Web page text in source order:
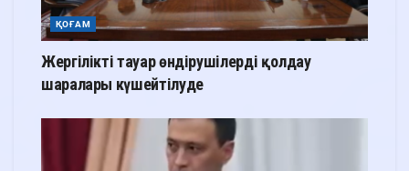
ҚОҒАМ
Жергілікті тауар өндірушілерді қолдау
шаралары күшейтілуде